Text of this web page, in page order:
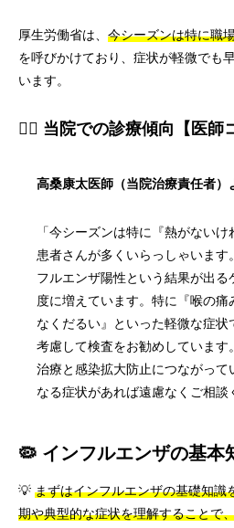
厚生労働省は、 今シーズンは特に職
を呼びかけており、症状が軽微でも
います。
👨‍⚕️ 当院での診療傾向【医師
高桑康太医師（当院治療責任者）
「今シーズンは特に『熱がない
患者さんが多くいらっしゃいます
フルエンザ陽性という結果が出る
度に増えています。特に『喉の痛
なくだるい』といった軽微な症状
考慮して検査をお勧めしています
治療と感染拡大防止につながって
なる症状があれば遠慮なくご相談
🦠 インフルエンザの基本
💡 まずはインフルエンザの基礎知識
期や典型的な症状を理解することで